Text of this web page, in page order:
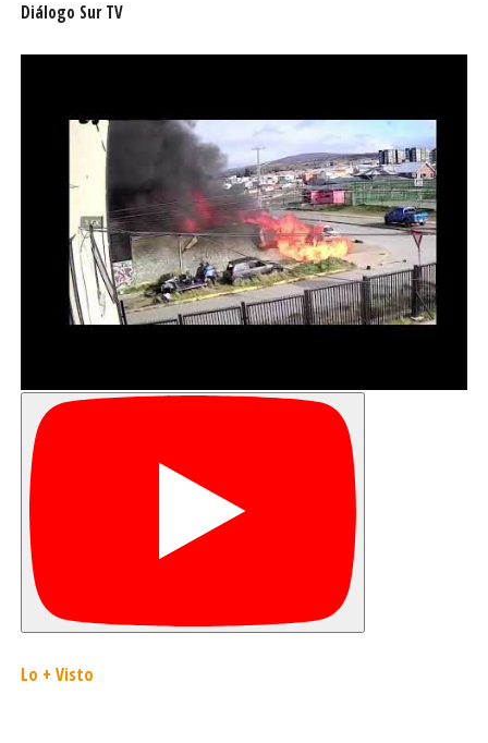
Diálogo Sur TV
Lo + Visto